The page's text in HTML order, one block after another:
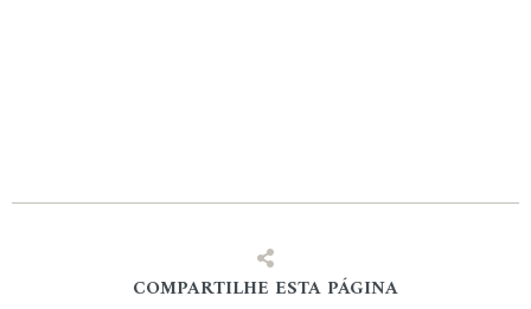
COMPARTILHE ESTA PÁGINA